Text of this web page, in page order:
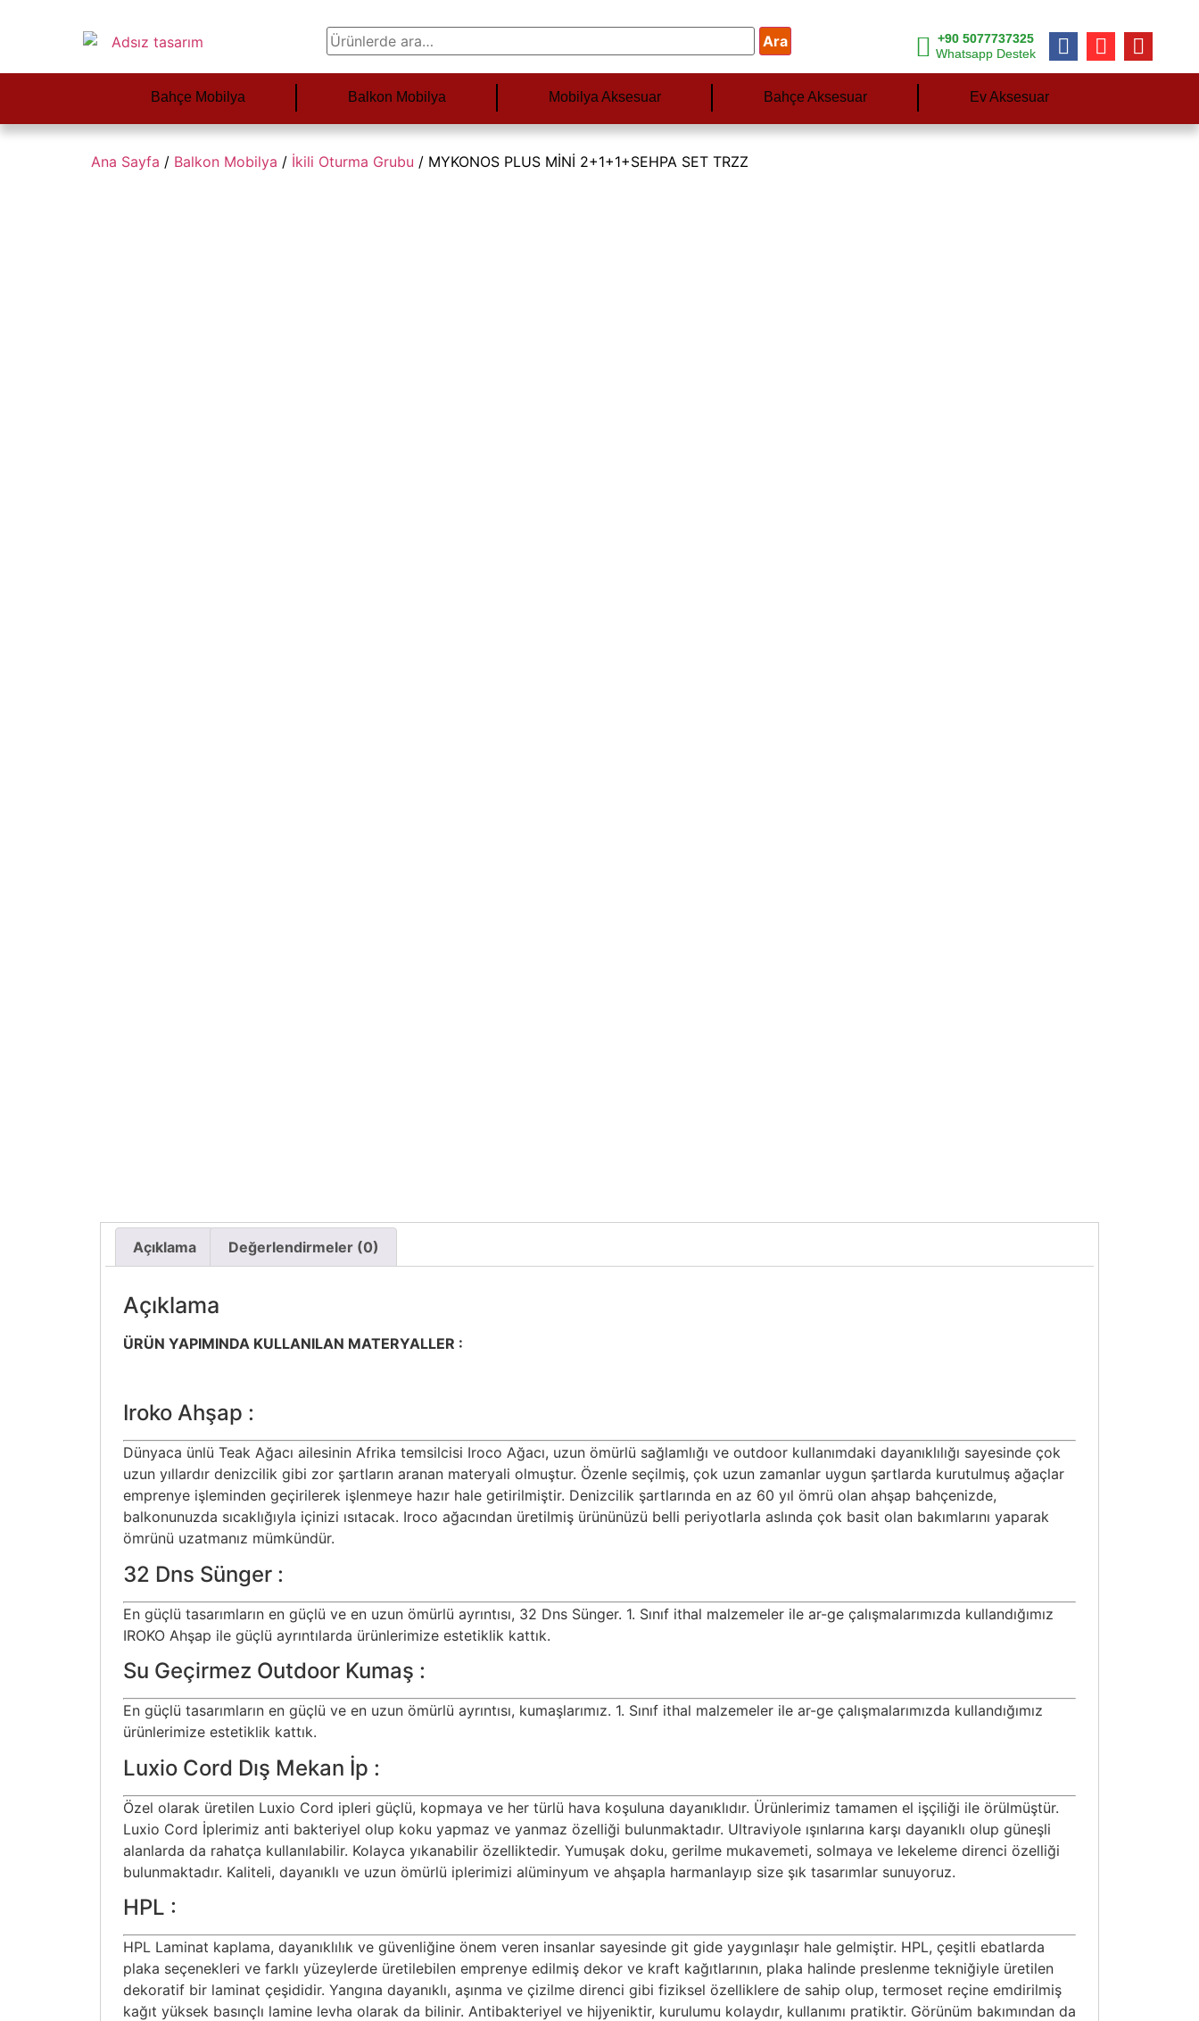
Ara
+90 5077737325
Whatsapp Destek
Bahçe Mobilya Balkon Mobilya Mobilya Aksesuar Bahçe Aksesuar Ev Aksesuar
Ana Sayfa / Balkon Mobilya / İkili Oturma Grubu / MYKONOS PLUS MİNİ 2+1+1+SEHPA SET TRZZ
Açıklama Değerlendirmeler (0)
Açıklama
ÜRÜN YAPIMINDA KULLANILAN MATERYALLER :
Iroko Ahşap :
Dünyaca ünlü Teak Ağacı ailesinin Afrika temsilcisi Iroco Ağacı, uzun ömürlü sağlamlığı ve outdoor kullanımdaki dayanıklılığı sayesinde çok
uzun yıllardır denizcilik gibi zor şartların aranan materyali olmuştur. Özenle seçilmiş, çok uzun zamanlar uygun şartlarda kurutulmuş ağaçlar
emprenye işleminden geçirilerek işlenmeye hazır hale getirilmiştir. Denizcilik şartlarında en az 60 yıl ömrü olan ahşap bahçenizde,
balkonunuzda sıcaklığıyla içinizi ısıtacak. Iroco ağacından üretilmiş ürününüzü belli periyotlarla aslında çok basit olan bakımlarını yaparak
ömrünü uzatmanız mümkündür.
32 Dns Sünger :
En güçlü tasarımların en güçlü ve en uzun ömürlü ayrıntısı, 32 Dns Sünger. 1. Sınıf ithal malzemeler ile ar-ge çalışmalarımızda kullandığımız
IROKO Ahşap ile güçlü ayrıntılarda ürünlerimize estetiklik kattık.
Su Geçirmez Outdoor Kumaş :
En güçlü tasarımların en güçlü ve en uzun ömürlü ayrıntısı, kumaşlarımız. 1. Sınıf ithal malzemeler ile ar-ge çalışmalarımızda kullandığımız
ürünlerimize estetiklik kattık.
Luxio Cord Dış Mekan İp :
Özel olarak üretilen Luxio Cord ipleri güçlü, kopmaya ve her türlü hava koşuluna dayanıklıdır. Ürünlerimiz tamamen el işçiliği ile örülmüştür.
Luxio Cord İplerimiz anti bakteriyel olup koku yapmaz ve yanmaz özelliği bulunmaktadır. Ultraviyole ışınlarına karşı dayanıklı olup güneşli
alanlarda da rahatça kullanılabilir. Kolayca yıkanabilir özelliktedir. Yumuşak doku, gerilme mukavemeti, solmaya ve lekeleme direnci özelliği
bulunmaktadır. Kaliteli, dayanıklı ve uzun ömürlü iplerimizi alüminyum ve ahşapla harmanlayıp size şık tasarımlar sunuyoruz.
HPL :
HPL Laminat kaplama, dayanıklılık ve güvenliğine önem veren insanlar sayesinde git gide yaygınlaşır hale gelmiştir. HPL, çeşitli ebatlarda
plaka seçenekleri ve farklı yüzeylerde üretilebilen emprenye edilmiş dekor ve kraft kağıtlarının, plaka halinde preslenme tekniğiyle üretilen
dekoratif bir laminat çeşididir. Yangına dayanıklı, aşınma ve çizilme direnci gibi fiziksel özelliklere de sahip olup, termoset reçine emdirilmiş
kağıt yüksek basınçlı lamine levha olarak da bilinir. Antibakteriyel ve hijyeniktir, kurulumu kolaydır, kullanımı pratiktir. Görünüm bakımından da